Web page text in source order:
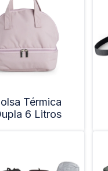
Térmica
6 Litros